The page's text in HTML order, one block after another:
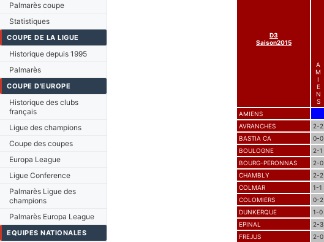
Palmarès coupe
Statistiques
COUPE DE LA LIGUE
Historique depuis 1995
Palmarès
COUPE D'EUROPE
Historique des clubs
français
Ligue des champions
Coupe des coupes
Europa League
Ligue Conference
Palmarès Ligue des
champions
Palmarès Europa League
EQUIPES NATIONALES
D3
Saison2015
A
M
I
E
N
S
AMIENS
AVRANCHES
2-2
BASTIA CA
0-0
BOULOGNE
2-1
BOURG-PERONNAS
2-0
CHAMBLY
2-2
COLMAR
1-1
COLOMIERS
0-2
DUNKERQUE
1-0
EPINAL
2-3
FREJUS
2-0